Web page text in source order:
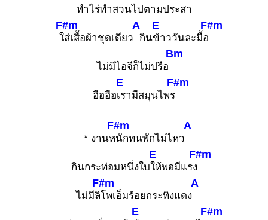
ทำไร่ทำสวนไปตามประสา
ใ
F#m
ส่เสื้อผ้าชุดเดียว
A
กิน
E
ข้าววันละมื้อ
F#m
ไม่มีไอจีก็ไม่ปรือ
Bm
ฮือฮือ
E
เรามีสมุนไพร
F#m
* งานห
F#m
นักทนพักไม่ไหว
A
กินกระท่อมหนึ่งใบ
E
ให้พอมีแรง
F#m
ไม่มีลิ
F#m
โพเอ็มร้อยกระทิงแดง
A
E F#m